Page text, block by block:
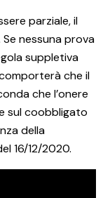
parziale, il
nessuna prova
suppletiva
che il
che l’onere
sul coobbligato
della
16/12/2020.